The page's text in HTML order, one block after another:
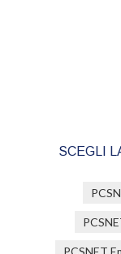
SCEGLI
PCSNET